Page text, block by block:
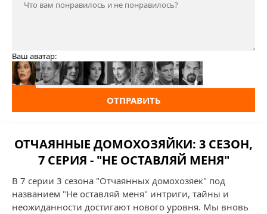
Ваш аватар:
ОТПРАВИТЬ
ОТЧАЯННЫЕ ДОМОХОЗЯЙКИ: 3 СЕЗОН,
7 СЕРИЯ - "НЕ ОСТАВЛЯЙ МЕНЯ"
В 7 серии 3 сезона "Отчаянных домохозяек" под
названием "Не оставляй меня" интриги, тайны и
неожиданности достигают нового уровня. Мы вновь